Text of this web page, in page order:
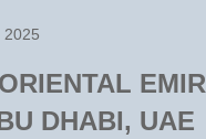
2025
DHABI, UAE